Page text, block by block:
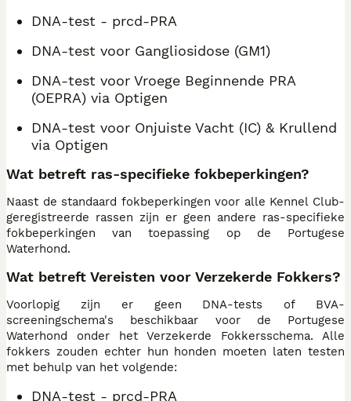
DNA-test - prcd-PRA
DNA-test voor Gangliosidose (GM1)
DNA-test voor Vroege Beginnende PRA
(OEPRA) via Optigen
DNA-test voor Onjuiste Vacht (IC) & Krullend
via Optigen
Wat betreft ras-specifieke fokbeperkingen?
Naast de standaard fokbeperkingen voor alle Kennel Club-
geregistreerde rassen zijn er geen andere ras-specifieke
fokbeperkingen van toepassing op de Portugese
Waterhond.
Wat betreft Vereisten voor Verzekerde Fokkers?
Voorlopig zijn er geen DNA-tests of BVA-
screeningschema's beschikbaar voor de Portugese
Waterhond onder het Verzekerde Fokkersschema. Alle
fokkers zouden echter hun honden moeten laten testen
met behulp van het volgende:
DNA-test - prcd-PRA